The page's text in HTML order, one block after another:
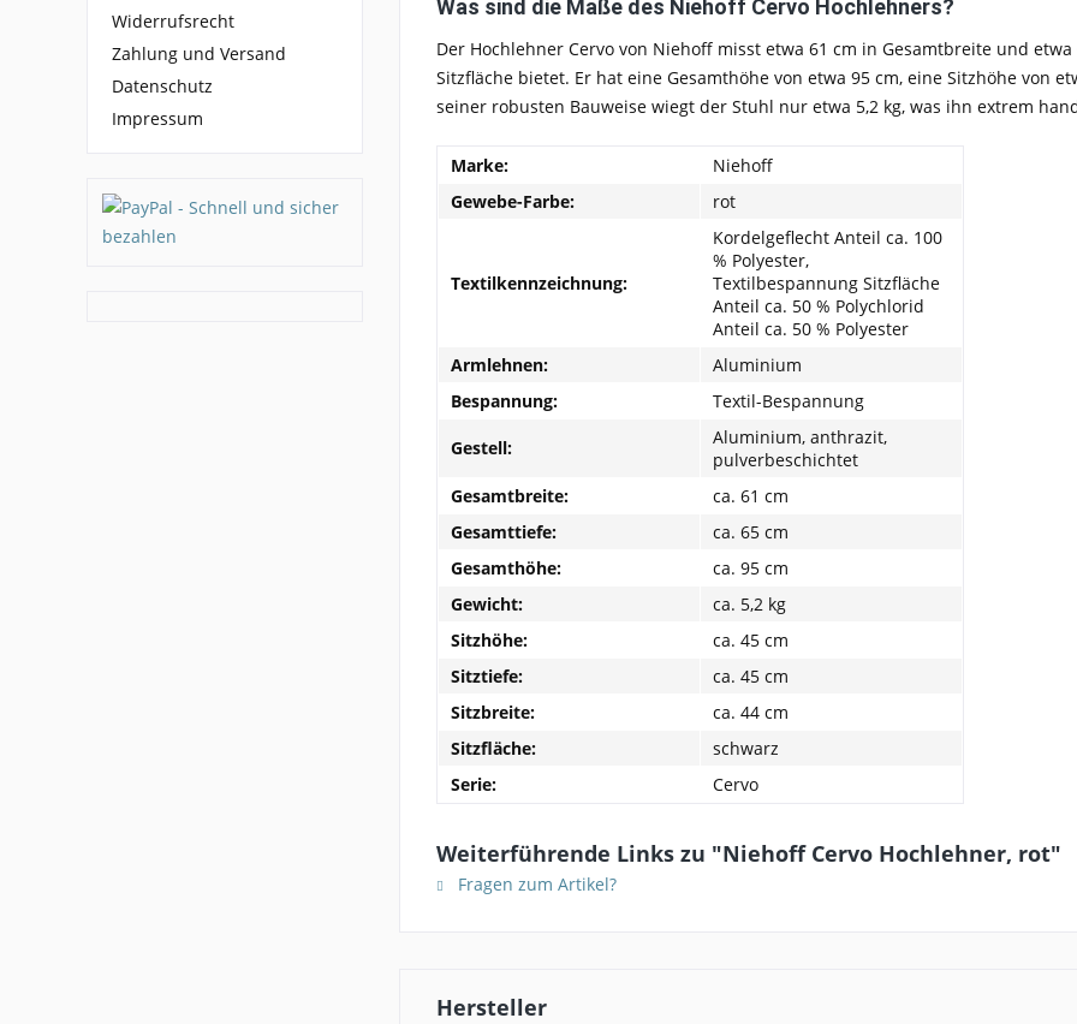
Widerrufsrecht
Zahlung und Versand
Datenschutz
Impressum
Was sind die Maße des Niehoff Cervo Hochlehners?
Der Hochlehner Cervo von Niehoff misst etwa 61 cm in Gesamtbreite und
Sitzfläche bietet. Er hat eine Gesamthöhe von etwa 95 cm, eine Sitzhöhe von
seiner robusten Bauweise wiegt der Stuhl nur etwa 5,2 kg, was ihn extrem
Marke:
Niehoff
Gewebe-Farbe:
rot
Textilkennzeichnung:
Kordelgeflecht Anteil ca. 100
% Polyester,
Textilbespannung Sitzfläche
Anteil ca. 50 % Polychlorid
Anteil ca. 50 % Polyester
Armlehnen:
Aluminium
Bespannung:
Textil-Bespannung
Gestell:
Aluminium, anthrazit,
pulverbeschichtet
Gesamtbreite:
ca. 61 cm
Gesamttiefe:
ca. 65 cm
Gesamthöhe:
ca. 95 cm
Gewicht:
ca. 5,2 kg
Sitzhöhe:
ca. 45 cm
Sitztiefe:
ca. 45 cm
Sitzbreite:
ca. 44 cm
Sitzfläche:
schwarz
Serie:
Cervo
Weiterführende Links zu "Niehoff Cervo Hochlehner, rot"
Fragen zum Artikel?
Hersteller